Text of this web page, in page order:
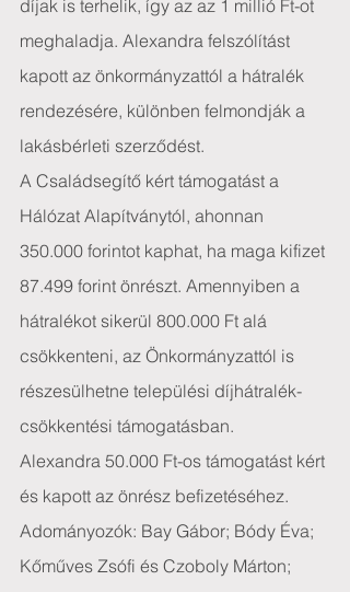
díjak is terhelik, így az az 1 millió Ft-ot
meghaladja. Alexandra felszólítást
kapott az önkormányzattól a hátralék
rendezésére, különben felmondják a
lakásbérleti szerződést.
A Családsegítő kért támogatást a
Hálózat Alapítványtól, ahonnan
350.000 forintot kaphat, ha maga kifizet
87.499 forint önrészt. Amennyiben a
hátralékot sikerül 800.000 Ft alá
csökkenteni, az Önkormányzattól is
részesülhetne települési díjhátralék-
csökkentési támogatásban.
Alexandra 50.000 Ft-os támogatást kért
és kapott az önrész befizetéséhez.
Adományozók: Bay Gábor; Bódy Éva;
Kőműves Zsófi és Czoboly Márton;